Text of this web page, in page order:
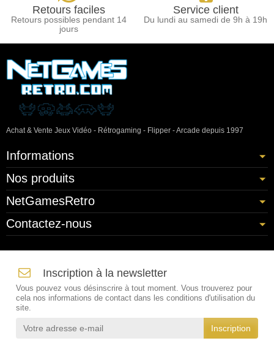
Retours faciles
Retours possibles pendant 14
jours
Service client
Du lundi au samedi de 9h à 19h
Achat & Vente Jeux Vidéo - Rétrogaming - Flipper - Arcade depuis 1997
Informations
Nos produits
NetGamesRetro
Contactez-nous
Inscription à la newsletter
Vous pouvez vous désinscrire à tout moment. Vous trouverez pour
cela nos informations de contact dans les conditions d'utilisation du
site.